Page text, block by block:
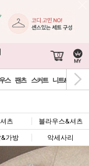
0
스 팬츠 스커트 니트&가디건
츠 블라우스&셔츠
가방 악세사리